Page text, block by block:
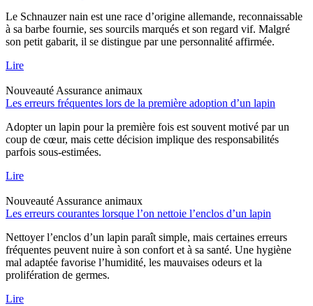
Le Schnauzer nain est une race d’origine allemande, reconnaissable
à sa barbe fournie, ses sourcils marqués et son regard vif. Malgré
son petit gabarit, il se distingue par une personnalité affirmée.
Lire
Nouveauté Assurance animaux
Les erreurs fréquentes lors de la première adoption d’un lapin
Adopter un lapin pour la première fois est souvent motivé par un
coup de cœur, mais cette décision implique des responsabilités
parfois sous-estimées.
Lire
Nouveauté Assurance animaux
Les erreurs courantes lorsque l’on nettoie l’enclos d’un lapin
Nettoyer l’enclos d’un lapin paraît simple, mais certaines erreurs
fréquentes peuvent nuire à son confort et à sa santé. Une hygiène
mal adaptée favorise l’humidité, les mauvaises odeurs et la
prolifération de germes.
Lire